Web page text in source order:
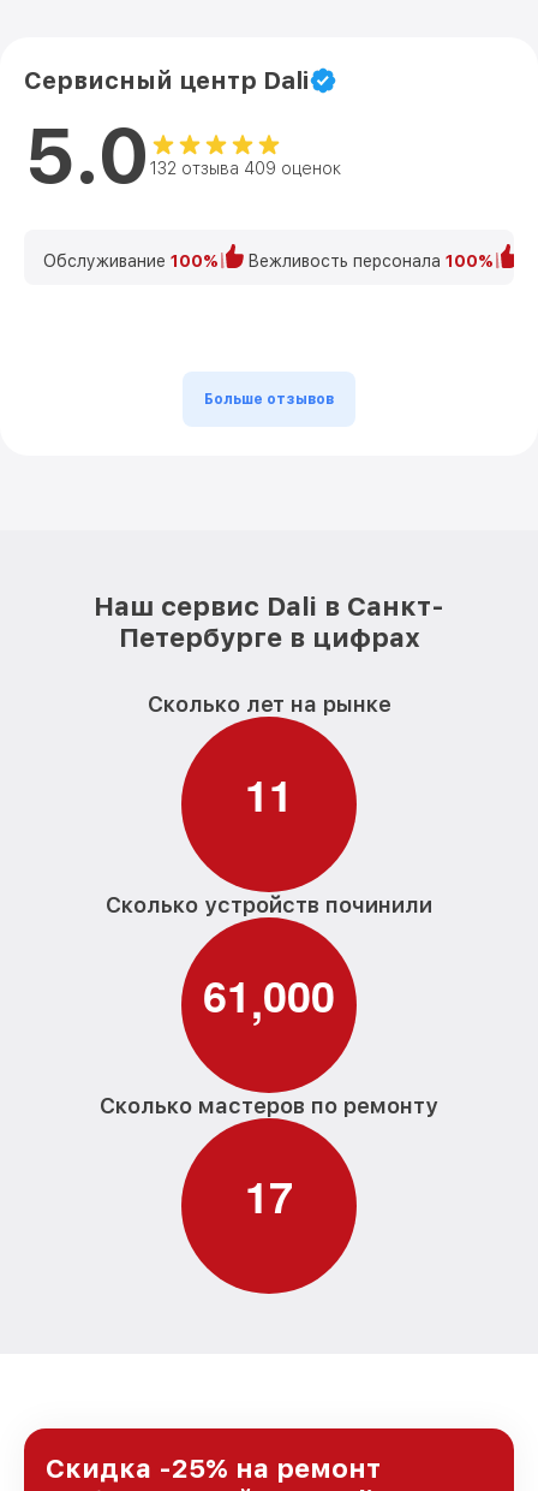
Сервисный центр Dali
5.0 132 отзыва 409 оценок
Обслуживание 100% Вежливость персонала 100%
Больше отзывов
Наш сервис Dali в Санкт-
Петербурге в цифрах
Сколько лет на рынке
11
Сколько устройств починили
61,000
Сколько мастеров по ремонту
17
Скидка -25% на ремонт